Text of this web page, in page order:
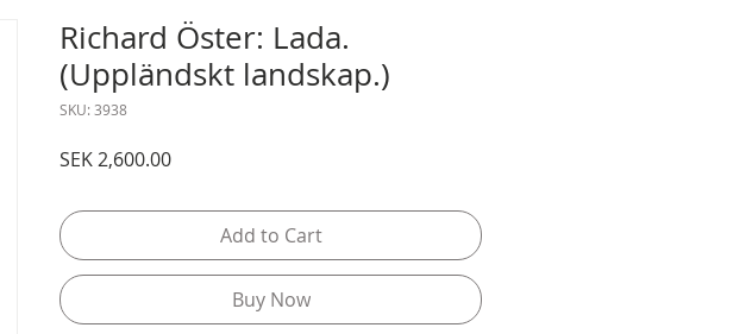
Richard Öster: Lada.
(Uppländskt landskap.)
SKU: 3938
SEK 2,600.00Price
Add to Cart
Buy Now